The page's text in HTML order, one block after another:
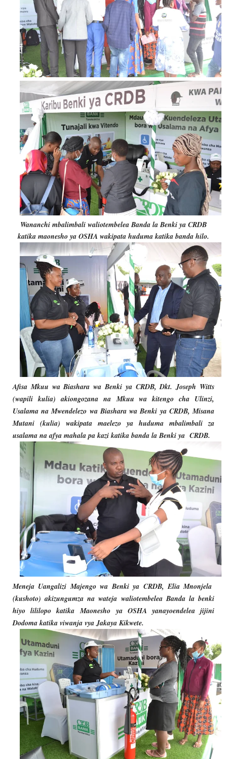
Wananchi mbalimbali waliotembelea Banda la Benki ya CRDB
katika maonesho ya OSHA wakipata huduma katika banda hilo.
Afisa Mkuu wa Biashara wa Benki ya CRDB, Dkt. Joseph Witts
(wapili kulia) akiongozana naMkuu wa kitengo cha Ulinzi,
Usalama na Mwendelezo wa Biashara wa Benki ya CRDB, Misana
Mutani (kulia) wakipata maelezo ya huduma mbalimbali za
usalama na afya mahala pa kazi katika banda la Benki ya CRDB.
Meneja Uangalizi Majengo waBenki ya CRDB, Elia Mnonjela
(kushoto) akizungumza na wateja waliotembelea Banda la benki
hiyo lililopo katikaMaonesho ya OSHA yanayoendelea jijini
Dodoma katika viwanja vya Jakaya Kikwete.